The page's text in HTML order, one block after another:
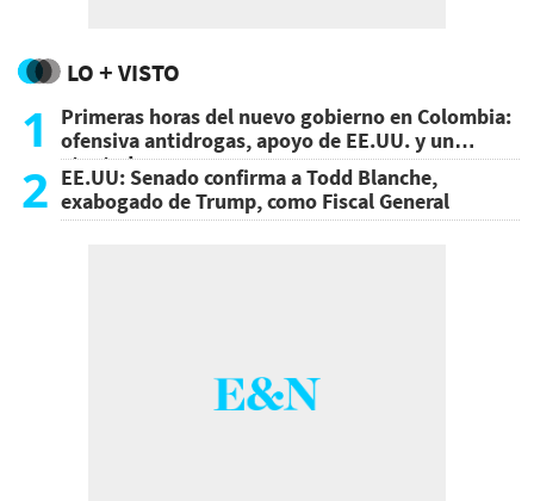
LO + VISTO
1
Primeras horas del nuevo gobierno en Colombia:
ofensiva antidrogas, apoyo de EE.UU. y un
atentado
2 EE.UU: Senado confirma a Todd Blanche,
exabogado de Trump, como Fiscal General